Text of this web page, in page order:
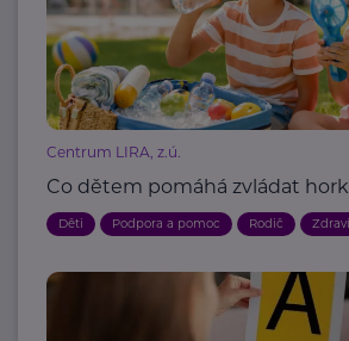
Centrum LIRA, z.ú.
Co dětem pomáhá zvládat
Děti Podpora a pomoc Rodič Zdraví